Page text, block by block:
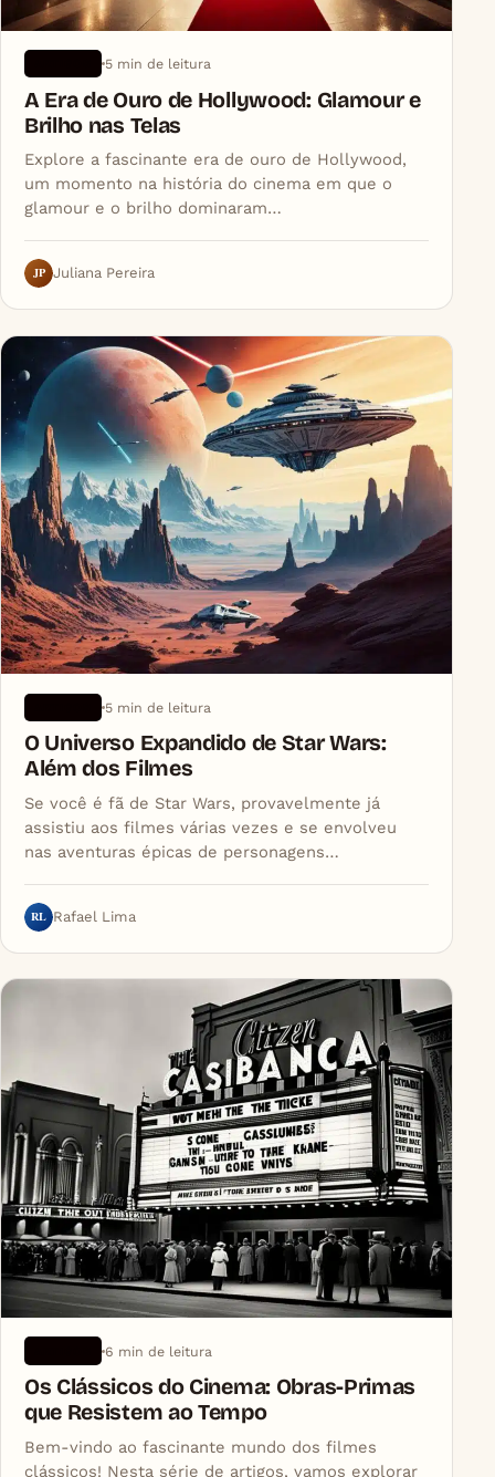
5 min de leitura
A Era de Ouro de Hollywood: Glamour e
Brilho nas Telas
Explore a fascinante era de ouro de Hollywood,
um momento na história do cinema em que o
glamour e o brilho dominaram…
JP Juliana Pereira
5 min de leitura
O Universo Expandido de Star Wars:
Além dos Filmes
Se você é fã de Star Wars, provavelmente já
assistiu aos filmes várias vezes e se envolveu
nas aventuras épicas de personagens…
RL Rafael Lima
6 min de leitura
Os Clássicos do Cinema: Obras-Primas
que Resistem ao Tempo
Bem-vindo ao fascinante mundo dos filmes
clássicos! Nesta série de artigos, vamos explorar